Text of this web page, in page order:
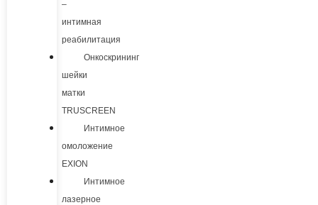
–
интимная
реабилитация
Онкоскрининг
шейки
матки
TRUSCREEN
Интимное
омоложение
EXION
Интимное
лазерное